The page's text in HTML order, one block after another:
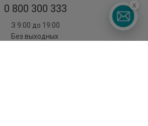
0 800 300 333
З 9:00 до 19:00
Без выходных
x